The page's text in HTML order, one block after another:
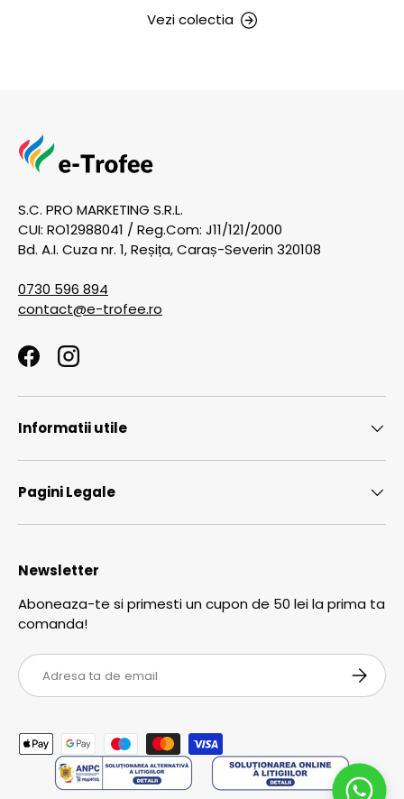
Vezi colectia
S.C. PRO MARKETING S.R.L.
CUI: RO12988041 / Reg.Com: J11/121/2000
Bd. A.I. Cuza nr. 1, Reșița, Caraș-Severin 320108
0730 596 894
contact@e-trofee.ro
FacebookInstagram
Informatii utile
Pagini Legale
Newsletter
Aboneaza-te si primesti un cupon de 50 lei la prima ta
comanda!
Email
Metode de plata acceptate